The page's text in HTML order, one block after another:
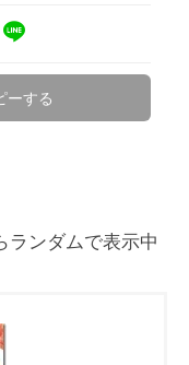
ーする
ランダムで表示中